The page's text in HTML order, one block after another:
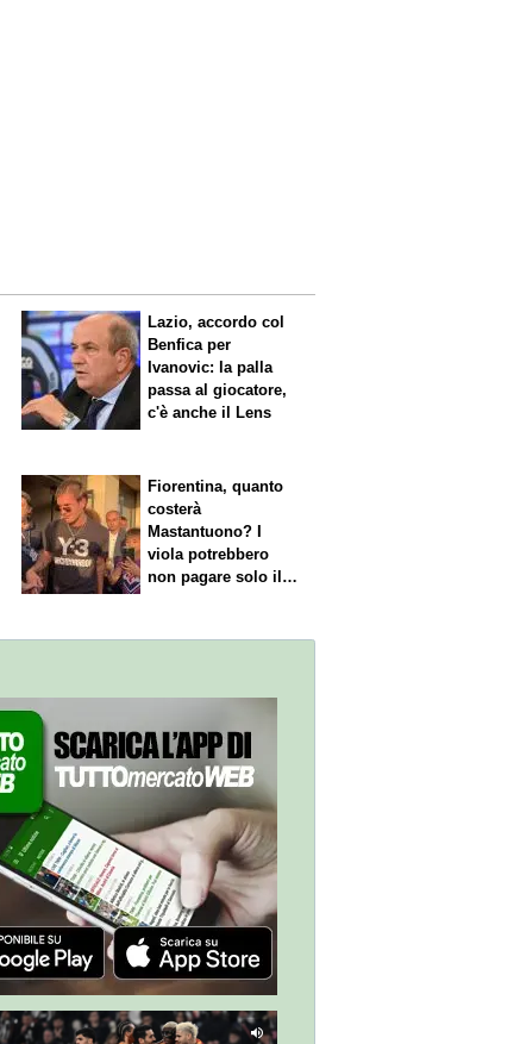
Lazio, accordo col
Benfica per
Ivanovic: la palla
passa al giocatore,
c'è anche il Lens
Fiorentina, quanto
costerà
Mastantuono? I
viola potrebbero
non pagare solo il